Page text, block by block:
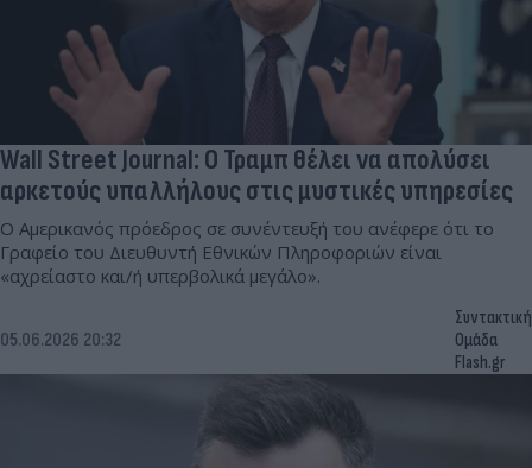
Wall Street Journal: Ο Τραμπ θέλει να απολύσει
αρκετούς υπαλλήλους στις μυστικές υπηρεσίες
Ο Αμερικανός πρόεδρος σε συνέντευξή του ανέφερε ότι το
Γραφείο του Διευθυντή Εθνικών Πληροφοριών είναι
«αχρείαστο και/ή υπερβολικά μεγάλο».
05.06.2026 20:32
Συντακτική
Ομάδα
Flash.gr